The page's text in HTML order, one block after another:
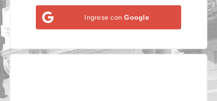
Ingrese conGoogle